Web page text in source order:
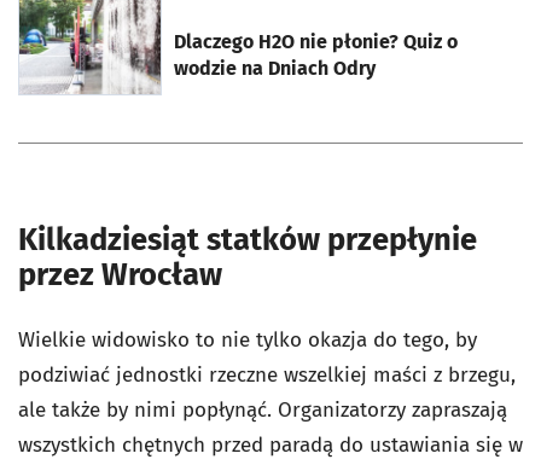
Dlaczego H2O nie płonie? Quiz o
wodzie na Dniach Odry
otworzy się w nowej karcie
Kilkadziesiąt statków przepłynie
przez Wrocław
Wielkie widowisko to nie tylko okazja do tego, by
podziwiać jednostki rzeczne wszelkiej maści z brzegu,
ale także by nimi popłynąć. Organizatorzy zapraszają
wszystkich chętnych przed paradą do ustawiania się w